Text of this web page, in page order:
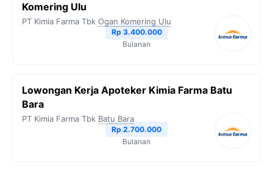
Komering Ulu
PT Kimia Farma Tbk Ogan Komering Ulu
Rp 3.400.000
Bulanan
Lowongan Kerja Apoteker Kimia Farma Batu
Bara
PT Kimia Farma Tbk Batu Bara
Rp 2.700.000
Bulanan